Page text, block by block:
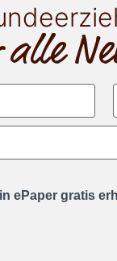
ePaper gratis